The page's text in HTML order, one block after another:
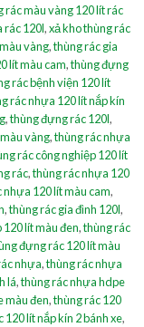
rác màu vàng 120 lít rác
rác 120l,xả kho thùng rác
vàng,thùng rác gia
lít màu cam,thùng đựng
rác bệnh viện 120 lít
rác nhựa 120 lít nắp kín
,thùng đựng rác 120l,
vàng,thùng rác nhựa
rác công nghiệp 120 lít
rác,thùng rác nhựa 120
nhựa 120 lít màu cam,
,thùng rác gia đình 120l,
lít màu đen,thùng rác
đựng rác 120 lít màu
nhựa,thùng rác nhựa
lá,thùng rác nhựa hdpe
màu đen,thùng rác 120
120 lít nắp kín 2 bánh xe,